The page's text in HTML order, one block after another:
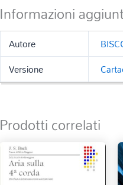
Informazioni
Autore
Versione
Prodotti correlati